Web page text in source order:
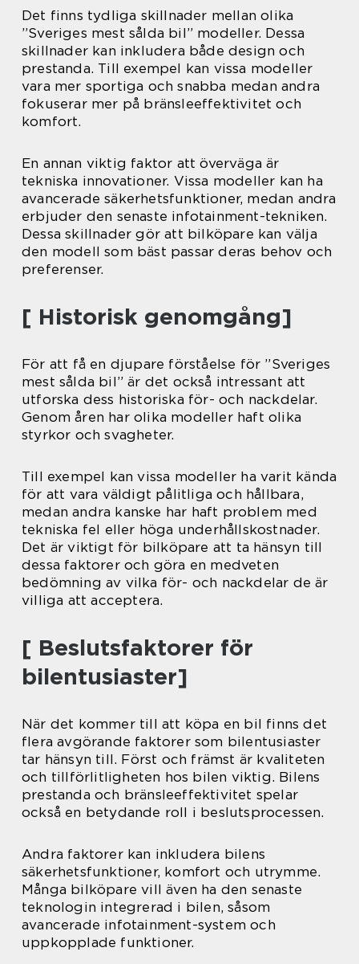
Det finns tydliga skillnader mellan olika
”Sveriges mest sålda bil” modeller. Dessa
skillnader kan inkludera både design och
prestanda. Till exempel kan vissa modeller
vara mer sportiga och snabba medan andra
fokuserar mer på bränsleeffektivitet och
komfort.
En annan viktig faktor att överväga är
tekniska innovationer. Vissa modeller kan ha
avancerade säkerhetsfunktioner, medan andra
erbjuder den senaste infotainment-tekniken.
Dessa skillnader gör att bilköpare kan välja
den modell som bäst passar deras behov och
preferenser.
[ Historisk genomgång]
För att få en djupare förståelse för ”Sveriges
mest sålda bil” är det också intressant att
utforska dess historiska för- och nackdelar.
Genom åren har olika modeller haft olika
styrkor och svagheter.
Till exempel kan vissa modeller ha varit kända
för att vara väldigt pålitliga och hållbara,
medan andra kanske har haft problem med
tekniska fel eller höga underhållskostnader.
Det är viktigt för bilköpare att ta hänsyn till
dessa faktorer och göra en medveten
bedömning av vilka för- och nackdelar de är
villiga att acceptera.
[ Beslutsfaktorer för
bilentusiaster]
När det kommer till att köpa en bil finns det
flera avgörande faktorer som bilentusiaster
tar hänsyn till. Först och främst är kvaliteten
och tillförlitligheten hos bilen viktig. Bilens
prestanda och bränsleeffektivitet spelar
också en betydande roll i beslutsprocessen.
Andra faktorer kan inkludera bilens
säkerhetsfunktioner, komfort och utrymme.
Många bilköpare vill även ha den senaste
teknologin integrerad i bilen, såsom
avancerade infotainment-system och
uppkopplade funktioner.